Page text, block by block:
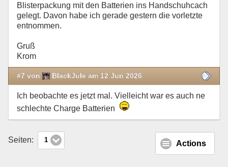
Blisterpackung mit den Batterien ins Handschuhcach
gelegt. Davon habe ich gerade gestern die vorletzte
entnommen.
Gruß
Krom
#7 von BlackJule am 12 Jun 2026
Ich beobachte es jetzt mal. Vielleicht war es auch ne
schlechte Charge Batterien
Seiten: 1 Actions